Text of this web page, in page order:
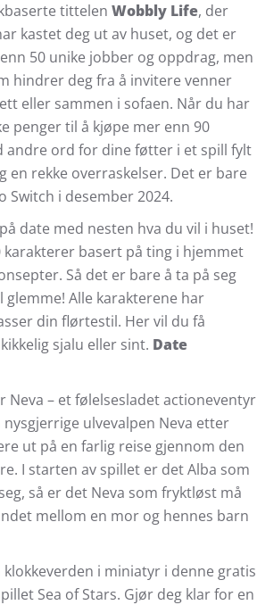
tittelen Wobbly Life, der
kastet deg ut av huset, og det er
50 unike jobber og oppdrag, men
hindrer deg fra å invitere venner
eller sammen i sofaen. Når du har
penger til å kjøpe mer enn 90
andre ord for dine føtter i et spill fylt
rekke overraskelser. Det er bare
i desember 2024.
date med nesten hva du vil i huset!
basert på ting i hjemmet
Så det er bare å ta på seg
Alle karakterene har
din flørtestil. Her vil du få
sjalu eller sint. Date
Neva – et følelsesladet actioneventyr
ulvevalpen Neva etter
ut på en farlig reise gjennom den
I starten av spillet er det Alba som
så er det Neva som fryktløst må
mellom en mor og hennes barn
i miniatyr i denne gratis
Sea of Stars. Gjør deg klar for en